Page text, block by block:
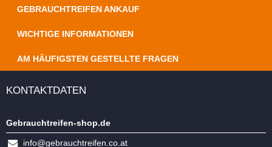
GEBRAUCHTREIFEN ANKAUF
WICHTIGE INFORMATIONEN
AM HÄUFIGSTEN GESTELLTE FRAGEN
KONTAKTDATEN
Gebrauchtreifen-shop.de
info@gebrauchtreifen.co.at